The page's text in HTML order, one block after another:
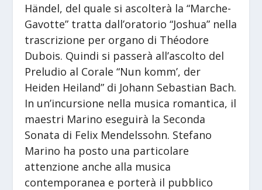
Händel, del quale si ascolterà la “Marche-
Gavotte” tratta dall’oratorio “Joshua” nella
trascrizione per organo di Théodore
Dubois. Quindi si passerà all’ascolto del
Preludio al Corale “Nun komm’, der
Heiden Heiland” di Johann Sebastian Bach.
In un’incursione nella musica romantica, il
maestri Marino eseguirà la Seconda
Sonata di Felix Mendelssohn. Stefano
Marino ha posto una particolare
attenzione anche alla musica
contemporanea e porterà il pubblico